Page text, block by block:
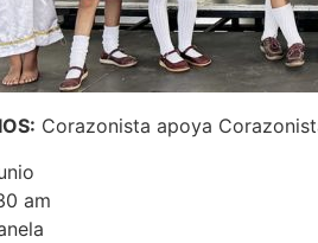
Corazonista apoya
am